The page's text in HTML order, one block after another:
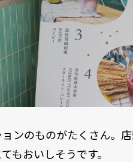
ンのものがたくさん。
もおいしそうです。